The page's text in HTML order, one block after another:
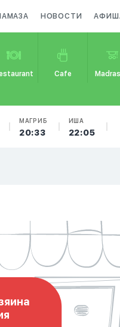
НОВОСТИ
Cafe
МАГРИБ
20:33
ИША
22:05